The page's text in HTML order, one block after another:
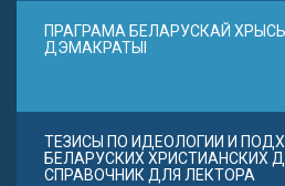
ПРАГРАМА БЕЛАРУСКАЙ
ДЭМАКРАТЫІ
ТЕЗИСЫ ПО ИДЕОЛОГИИ И
БЕЛАРУСКИХ ХРИСТИАНСКИХ
СПРАВОЧНИК ДЛЯ ЛЕКТОРА